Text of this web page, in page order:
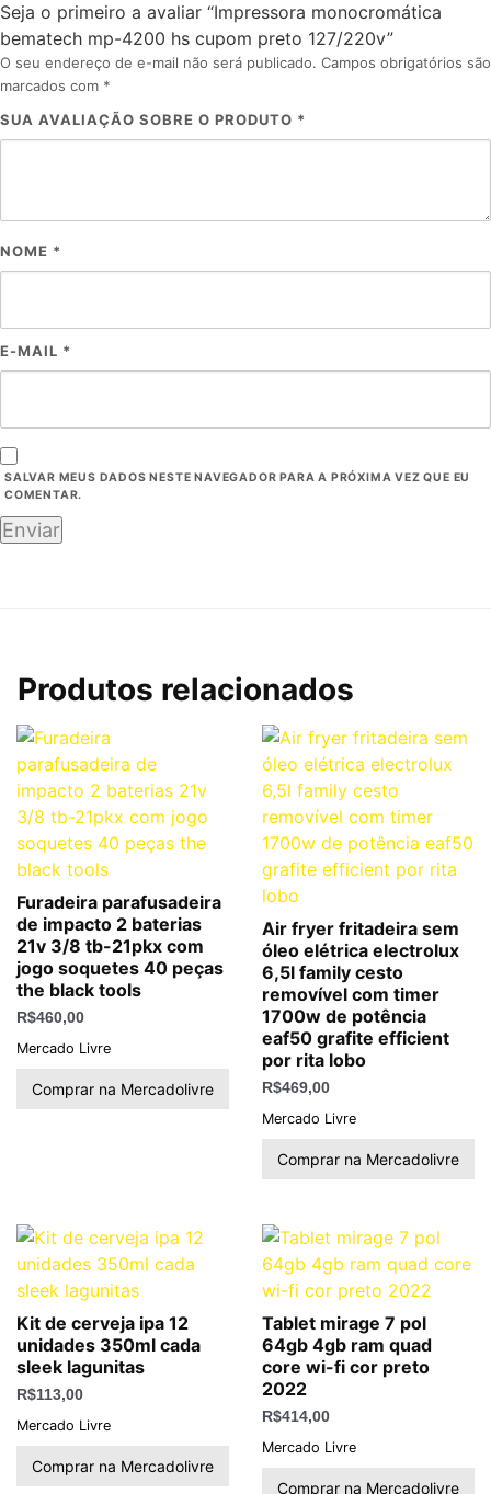
Seja o primeiro a avaliar “Impressora monocromática
bematech mp-4200 hs cupom preto 127/220v”
O seu endereço de e-mail não será publicado. Campos obrigatórios são
marcados com *
SUA AVALIAÇÃO SOBRE O PRODUTO *
NOME *
E-MAIL *
SALVAR MEUS DADOS NESTE NAVEGADOR PARA A PRÓXIMA VEZ QUE EU
COMENTAR.
Produtos relacionados
Furadeira parafusadeira
de impacto 2 baterias
21v 3/8 tb-21pkx com
jogo soquetes 40 peças
the black tools
R$460,00
Mercado Livre
Comprar na Mercadolivre
Air fryer fritadeira sem
óleo elétrica electrolux
6,5l family cesto
removível com timer
1700w de potência
eaf50 grafite efficient
por rita lobo
R$469,00
Mercado Livre
Comprar na Mercadolivre
Kit de cerveja ipa 12
unidades 350ml cada
sleek lagunitas
R$113,00
Mercado Livre
Comprar na Mercadolivre
Tablet mirage 7 pol
64gb 4gb ram quad
core wi-fi cor preto
2022
R$414,00
Mercado Livre
Comprar na Mercadolivre